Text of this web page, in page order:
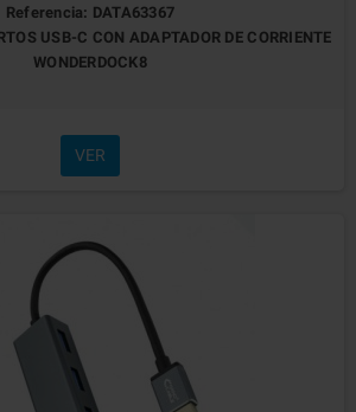
Referencia: DATA63367
USB-C CON ADAPTADOR DE CORRIENTE
WONDERDOCK8
VER